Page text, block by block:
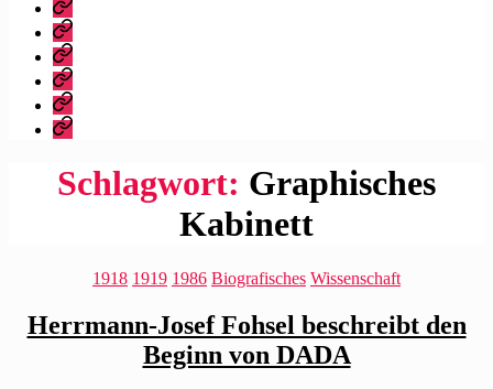
dieser
Blog?
Bibliografie
Vita
Zitate
|
Tweets
Impressum/Datenschutz
Rechteanfrage
Schlagwort: Graphisches
Kabinett
Kategorien
1918 1919 1986 Biografisches Wissenschaft
Herrmann-Josef Fohsel beschreibt den
Beginn von DADA